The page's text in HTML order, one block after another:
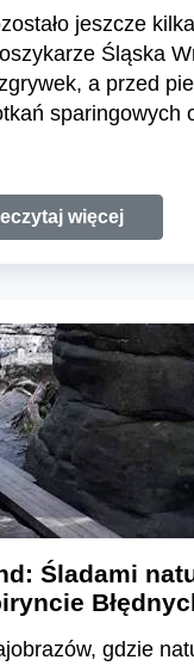
jeszcze
Śląska
a przed
sparingowych
więcej
Śladami
gdzie